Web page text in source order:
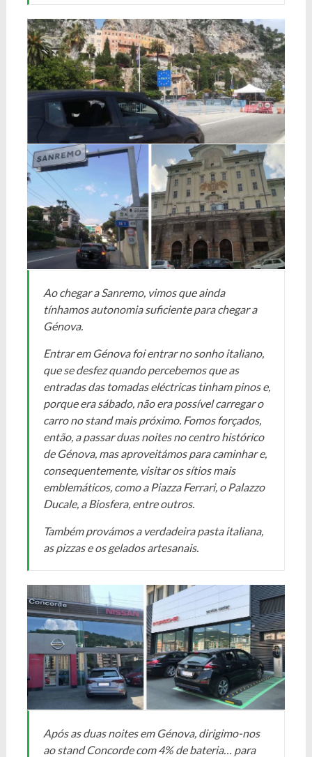
Ao chegar a Sanremo, vimos que ainda
tínhamos autonomia suficiente para chegar a
Génova.
Entrar em Génova foi entrar no sonho italiano,
que se desfez quando percebemos que as
entradas das tomadas eléctricas tinham pinos e,
porque era sábado, não era possível carregar o
carro no stand mais próximo. Fomos forçados,
então, a passar duas noites no centro histórico
de Génova, mas aproveitámos para caminhar e,
consequentemente, visitar os sítios mais
emblemáticos, como a Piazza Ferrari, o Palazzo
Ducale, a Biosfera, entre outros.
Também provámos a verdadeira pasta italiana,
as pizzas e os gelados artesanais.
Após as duas noites em Génova, dirigimo-nos
ao stand Concorde com 4% de bateria… para